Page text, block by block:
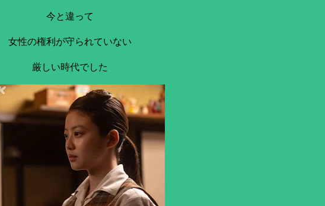
今と違って
女性の権利が守られていない
厳しい時代でした